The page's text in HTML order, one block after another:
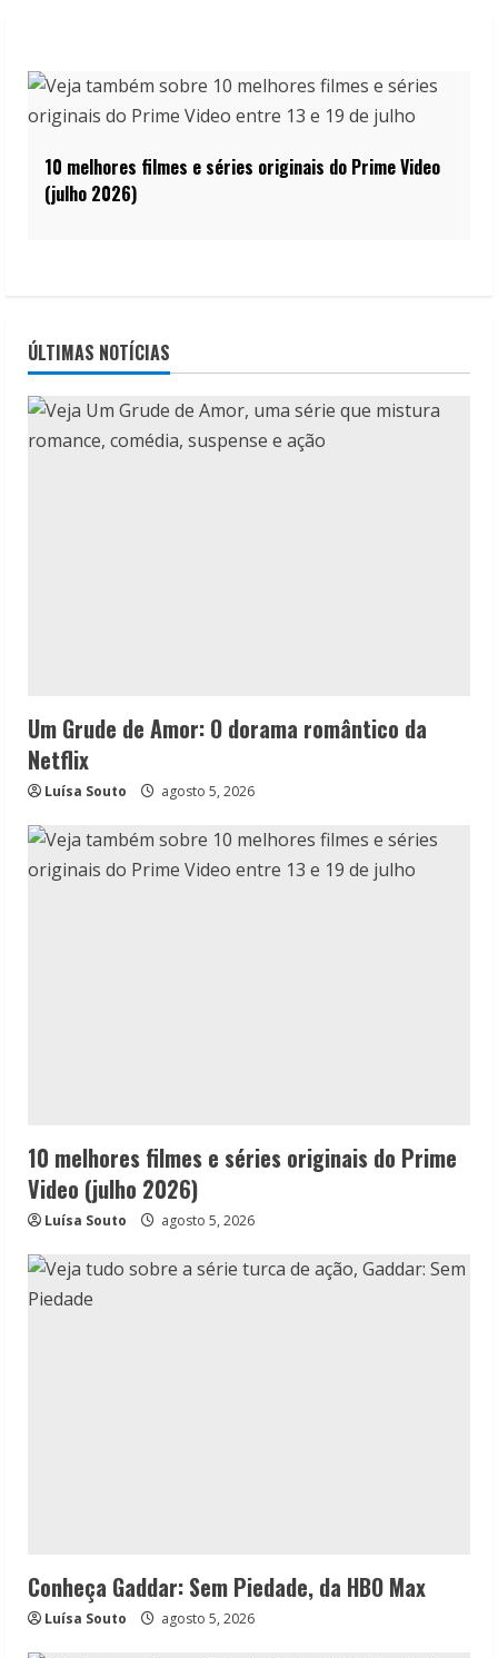
10 melhores filmes e séries originais do Prime Video
(julho 2026)
ÚLTIMAS NOTÍCIAS
Um Grude de Amor: O dorama romântico da
Netflix
Luísa Souto agosto 5, 2026
10 melhores filmes e séries originais do Prime
Video (julho 2026)
Luísa Souto agosto 5, 2026
Conheça Gaddar: Sem Piedade, da HBO Max
Luísa Souto agosto 5, 2026